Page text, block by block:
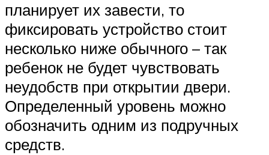
планирует их завести, то
фиксировать устройство стоит
несколько ниже обычного – так
ребенок не будет чувствовать
неудобств при открытии двери.
Определенный уровень можно
обозначить одним из подручных
средств.